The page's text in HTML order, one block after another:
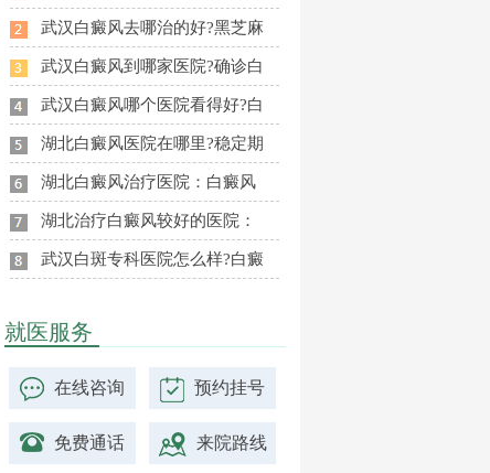
武汉白癜风去哪治的好?黑芝麻
武汉白癜风到哪家医院?确诊白
武汉白癜风哪个医院看得好?白
湖北白癜风医院在哪里?稳定期
湖北白癜风治疗医院：白癜风
湖北治疗白癜风较好的医院：
武汉白斑专科医院怎么样?白癜
就医服务
在线咨询 预约挂号
免费通话 来院路线